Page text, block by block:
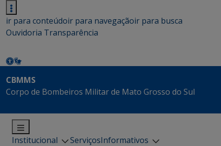
ir para conteúdoir para navegaçãoir para busca
Ouvidoria Transparência
CBMMS
Corpo de Bombeiros Militar de Mato Grosso do Sul
Institucional ServiçosInformativos